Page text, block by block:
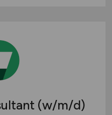
(w/m/d)